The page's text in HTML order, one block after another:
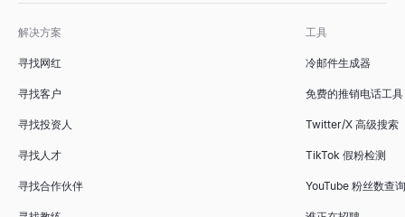
解决方案
寻找网红
寻找客户
寻找投资人
寻找人才
寻找合作伙伴
工具
冷邮件生成器
免费的推销电话工具
Twitter/X 高级搜索
TikTok 假粉检测
YouTube 粉丝数查询